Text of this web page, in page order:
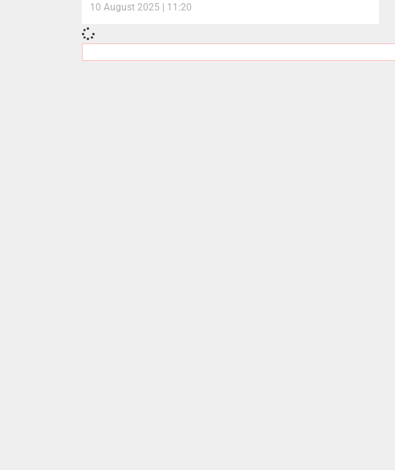
10 August 2025 11:20